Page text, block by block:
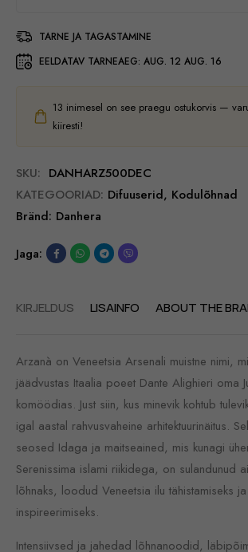
TARNE JA TAGASTAMINE
EELDATAV TARNEAEG: AUG. 12 AUG. 16
13 inimesel on see praegu ostukorvis —
kiiresti!
SKU: DANHARZ500DEC
KATEGOORIAD: Difuuserid, Kodulõhnad
Bränd: Danhera
Jaga:
KIRJELDUS LISAINFO ABOUT THE
Arzanà on Veneetsia Arsenali muistne nimi,
jäädvustas Itaalia poeet Dante Alighieri oma
komöödias. Just siin, kus minevik kohtub
igal aastal rahvusvaheine arhitektuurinäitus.
seosed Idaga ja maitseained, mis kunagi
Serenissima islami riikidega, on sulandunud
lõhnaks, loodud Veneetsia ilu tähistamiseks
inspireerimiseks.
Intensiivsed ja jahedad lõhnanoodid,